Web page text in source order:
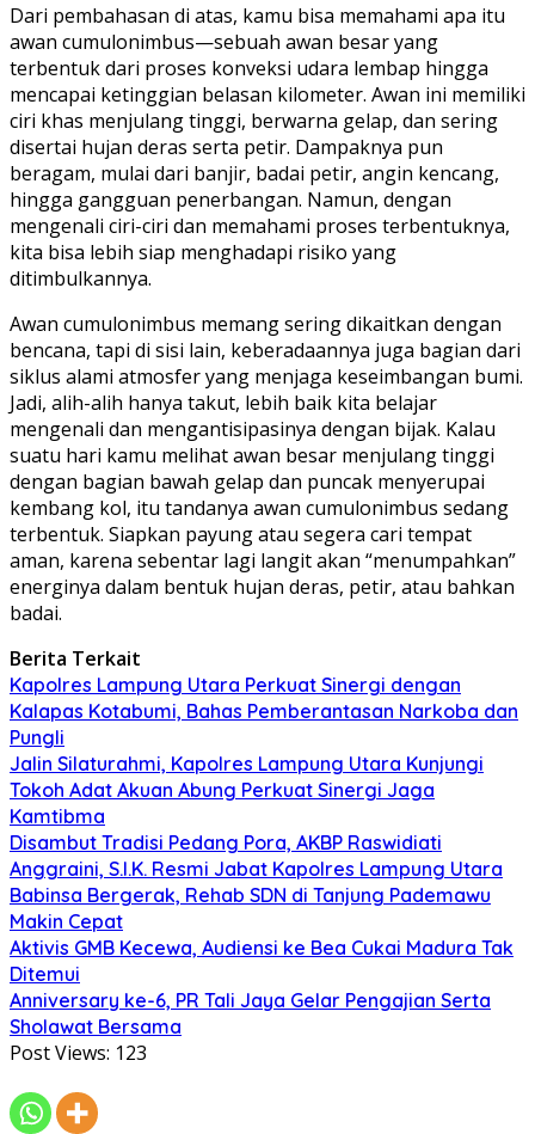
Dari pembahasan di atas, kamu bisa memahami apa itu
awan cumulonimbus—sebuah awan besar yang
terbentuk dari proses konveksi udara lembap hingga
mencapai ketinggian belasan kilometer. Awan ini memiliki
ciri khas menjulang tinggi, berwarna gelap, dan sering
disertai hujan deras serta petir. Dampaknya pun
beragam, mulai dari banjir, badai petir, angin kencang,
hingga gangguan penerbangan. Namun, dengan
mengenali ciri-ciri dan memahami proses terbentuknya,
kita bisa lebih siap menghadapi risiko yang
ditimbulkannya.
Awan cumulonimbus memang sering dikaitkan dengan
bencana, tapi di sisi lain, keberadaannya juga bagian dari
siklus alami atmosfer yang menjaga keseimbangan bumi.
Jadi, alih-alih hanya takut, lebih baik kita belajar
mengenali dan mengantisipasinya dengan bijak. Kalau
suatu hari kamu melihat awan besar menjulang tinggi
dengan bagian bawah gelap dan puncak menyerupai
kembang kol, itu tandanya awan cumulonimbus sedang
terbentuk. Siapkan payung atau segera cari tempat
aman, karena sebentar lagi langit akan “menumpahkan”
energinya dalam bentuk hujan deras, petir, atau bahkan
badai.
Berita Terkait
Kapolres Lampung Utara Perkuat Sinergi dengan
Kalapas Kotabumi, Bahas Pemberantasan Narkoba dan
Pungli
Jalin Silaturahmi, Kapolres Lampung Utara Kunjungi
Tokoh Adat Akuan Abung Perkuat Sinergi Jaga
Kamtibma
Disambut Tradisi Pedang Pora, AKBP Raswidiati
Anggraini, S.I.K. Resmi Jabat Kapolres Lampung Utara
Babinsa Bergerak, Rehab SDN di Tanjung Pademawu
Makin Cepat
Aktivis GMB Kecewa, Audiensi ke Bea Cukai Madura Tak
Ditemui
Anniversary ke-6, PR Tali Jaya Gelar Pengajian Serta
Sholawat Bersama
Post Views: 123